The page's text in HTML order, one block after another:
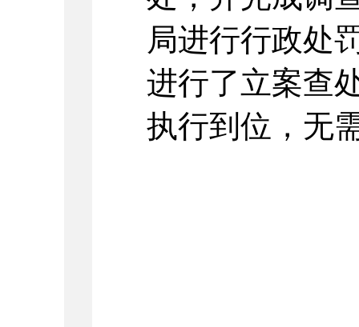
局进行行政处
进行了立案查
执行到位，无